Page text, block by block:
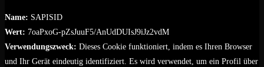
Name: SAPISID
Wert: 7oaPxoG-pZsJuuF5/AnUdDUIsJ9iJz2vdM
Verwendungszweck: Dieses Cookie funktioniert, indem es Ihren Browser
und Ihr Gerät eindeutig identifiziert. Es wird verwendet, um ein Profil über